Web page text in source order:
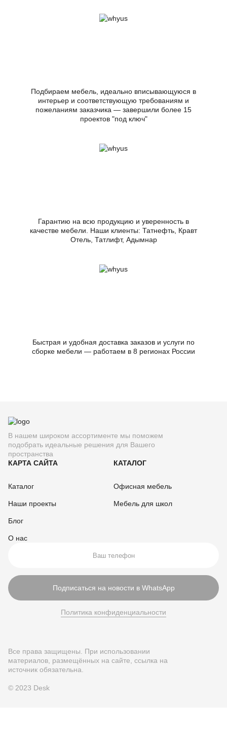
Подбираем мебель, идеально вписывающуюся в
интерьер и соответствующую требованиям и
пожеланиям заказчика — завершили более 15
проектов "под ключ"
Гарантию на всю продукцию и уверенность в
качестве мебели. Наши клиенты: Татнефть, Кравт
Отель, Татлифт, Адымнар
Быстрая и удобная доставка заказов и услуги по
сборке мебели — работаем в 8 регионах России
В нашем широком ассортименте мы поможем
подобрать идеальные решения для Вашего
пространства
КАРТА САЙТА
Каталог
Наши проекты
Блог
О нас
КАТАЛОГ
Офисная мебель
Мебель для школ
Подписаться на новости в WhatsApp
Политика конфиденциальности
Все права защищены. При использовании
материалов, размещённых на сайте, ссылка на
источник обязательна.
© 2023 Desk